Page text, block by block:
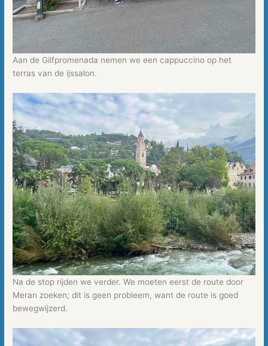
Aan de Gilfpromenada nemen we een cappuccino op het
terras van de ijssalon.
Na de stop rijden we verder. We moeten eerst de route door
Meran zoeken; dit is geen probleem, want de route is goed
bewegwijzerd.